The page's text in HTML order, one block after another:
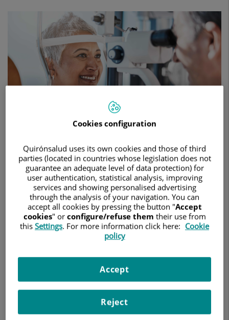
detectarse
cuando
daño
12 de marzo de 2026
HOSPITAL QUIRÓNSALUD COSTA ADEJE OFTALMOLOGÍA
El doctor Patricio Adúriz, oftalmólogo del Hospital
Quirónsalud Costa Adeje, recomienda realizar controles a
partir de los 40 años, especialmente en personas con
provocar ceguera irreversible si no se detecta y trata a
tiempo. Sin embargo, como advierte el doctor
Adúriz, oftalmólogo del Hospital Quirónsalud Costa
, con motivo del día mundial de esta patología, "hasta el
90 % de los casos de pérdida de visión asociados a esta
Cookies configuration
Quirónsalud uses its own cookies and those of third
parties (located in countries whose legislation does not
guarantee an adequate level of data protection) for
user authentication, statistical analysis, improving
services and showing personalised advertising
through the analysis of your navigation. You can
accept all cookies by pressing the button "Accept
cookies" or configure/refuse them their use from
this Settings. For more information click here: Cookie
policy
Reject
Accept